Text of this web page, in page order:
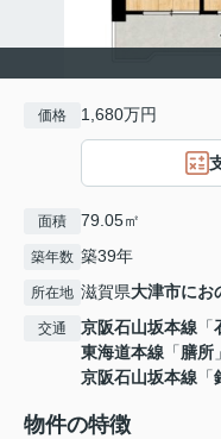
価格 1,680万円
面積 79.05㎡
築年数 築39年
所在地 滋賀県大津市にお
交通 京阪石山坂本線 「
東海道本線 「膳所
京阪石山坂本線 「
物件の特徴